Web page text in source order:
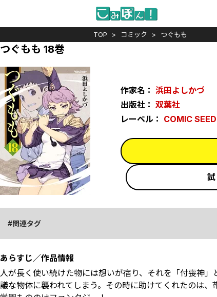
TOP コミック つぐもも
つぐもも 18巻
作家名： 浜田よしかづ
出版社： 双葉社
レーベル： COMIC
関連タグ
あらすじ／作品情報
人が長く使い続けた物には想いが宿り、それを「付喪神
議な物体に襲われてしまう。その時に助けてくれたのは